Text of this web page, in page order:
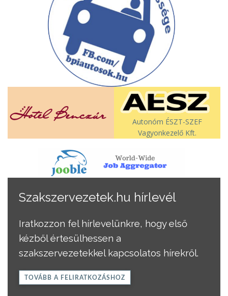
Autonóm ÉSZT-SZEF
Vagyonkezelő Kft.
Szakszervezetek.hu hírlevél
Iratkozzon fel hírlevelünkre, hogy első
kézből értesülhessen a
szakszervezetekkel kapcsolatos hírekről.
TOVÁBB A FELIRATKOZÁSHOZ